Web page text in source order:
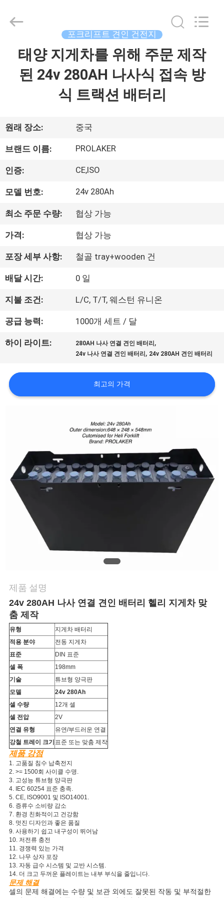
소
개
회
개
공
장
투
어
품
질
연
락
사
이
트
맵
개
인
정
보
보
호
정
책
2017
AUTOPARTS
CO.,LIMITED.
Reserved.
포크리프트 견인 건전지
태양 지게차를 위해 주문 제작
된 24v 280AH 나사식 접속 방
식 트랙션 배터리
원래 장소: 중국
브랜드 이름: PROLAKER
인증: CE,ISO
모델 번호: 24v 280Ah
최소 주문 수량: 협상 가능
가격: 협상 가능
포장 세부 사항: 철골 tray+wooden 건
배달 시간: 0 일
지불 조건: L/C, T/T, 웨스턴 유니온
공급 능력: 1000개 세트 / 달
하이 라이트: 280AH 나사 연결 견인 배터리 ,
24v 나사 연결 견인 배터리 , 24v 280AH 견인 배터리
최고의 가격
제품 설명
24v 280AH 나사 연결 견인 배터리 헬리 지게차 맞
춤 제작
유형
지게차 배터리
적용 분야
전동 지게차
표준
DIN 표준
셀 폭
198mm
기술
튜브형 양극판
모델
24v 280Ah
셀 수량
12개 셀
셀 전압
2V
연결 유형
유연/부드러운 연결
강철 트레이 크기 표준 또는 맞춤 제작
제품 강점
1. 고품질 침수 납축전지
2. >= 1500회 사이클 수명.
3. 고성능 튜브형 양극판
4. IEC 60254 표준 충족.
5. CE, ISO9001 및 ISO14001.
6. 증류수 소비량 감소
7. 환경 친화적이고 건강함
8. 멋진 디자인과 좋은 품질
9. 사용하기 쉽고 내구성이 뛰어남
10. 저전류 충전
11. 경쟁력 있는 가격
12. 나무 상자 포장
13. 자동 급수 시스템 및 교반 시스템.
14. 더 크고 두꺼운 플레이트는 내부 부식을 줄입니다.
문제 해결
셀의 문제 해결에는 수량 및 보관 외에도 잘못된 작동 및 부적절한